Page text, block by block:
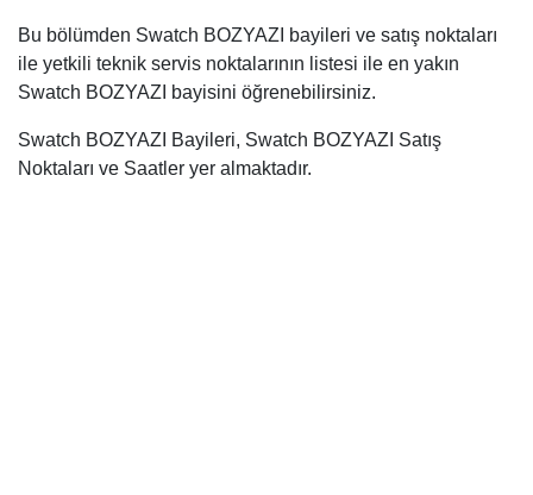
Bu bölümden Swatch BOZYAZI bayileri ve satış noktaları
ile yetkili teknik servis noktalarının listesi ile en yakın
Swatch BOZYAZI bayisini öğrenebilirsiniz.
Swatch BOZYAZI Bayileri, Swatch BOZYAZI Satış
Noktaları ve Saatler yer almaktadır.